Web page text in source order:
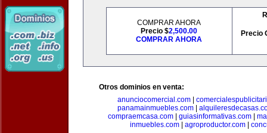
COMPRAR AHORA
Precio $2,500.00
COMPRAR AHORA
Precio
Otros dominios en venta:
anunciocomercial.com
panamainmuebles.com|
compraemcasa.com
guiasinformativas.com
inmuebles.com
agroproductor.com